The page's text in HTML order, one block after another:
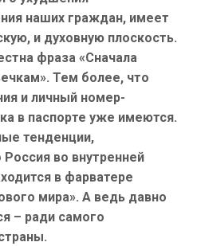
наших граждан, имеет
и духовную плоскость.
фраза «Сначала
Тем более, что
и личный номер-
в паспорте уже имеются.
тенденции,
во внутренней
в фарватере
мира». А ведь давно
– ради самого